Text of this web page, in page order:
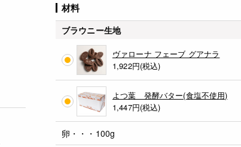
材料
ブラウニー生地
ヴァローナ フェーブ グアナラ
1,922円(税込)
よつ葉 発酵バター(食塩不使用)
1,447円(税込)
卵・・・100g